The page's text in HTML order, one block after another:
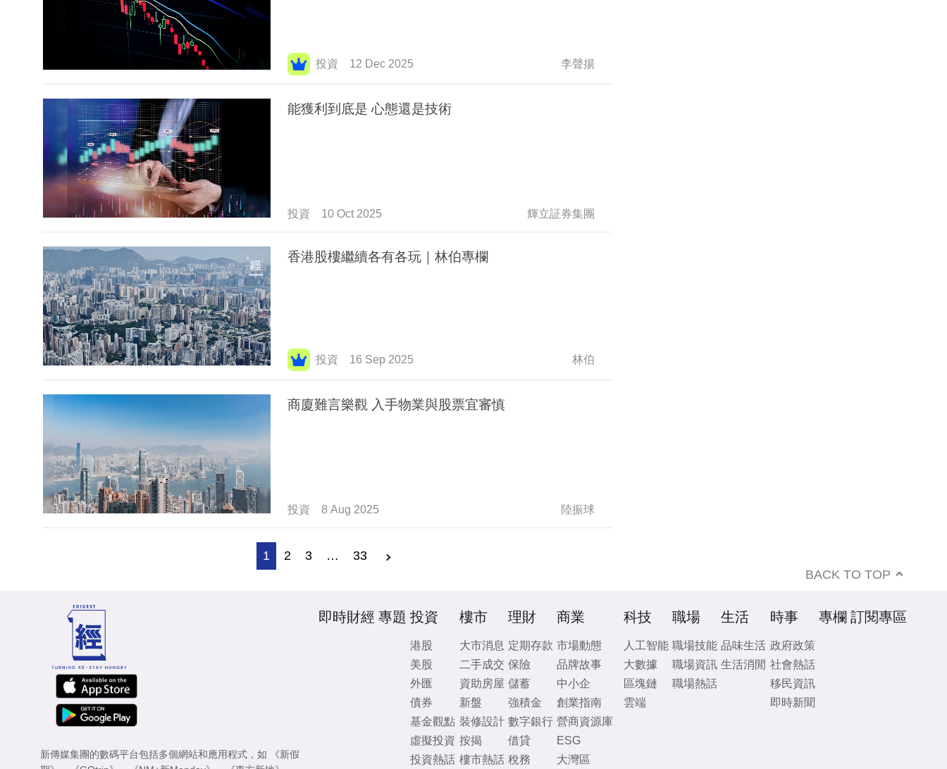
投資 12 Dec 2025 李聲揚
能獲利到底是 心態還是技術
投資 10 Oct 2025 輝立証券集團
香港股樓繼續各有各玩｜林伯專欄
投資 16 Sep 2025 林伯
商廈難言樂觀 入手物業與股票宜審慎
投資 8 Aug 2025 陸振球
1 2 3 … 33
BACK TO TOP
新傳媒集團的數碼平台包括多個網站和應用程式，如
《新假
即時財經 專題 投資
港股
美股
外匯
債券
基金觀點
虛擬投資
投資熱話
樓市
大市消息
二手成交
資助房屋
新盤
裝修設計
按揭
樓市熱話
理財
定期存款
保險
儲蓄
強積金
數字銀行
借貸
稅務
商業
市場動態
品牌故事
中小企
創業指南
營商資源庫
ESG
大灣區
科技
人工智能
大數據
區塊鏈
雲端
職場
職場技能
職場資訊
職場熱話
生活
品味生活
生活消閒
時事
政府政策
社會熱話
移民資訊
即時新聞
專欄 訂閱專區